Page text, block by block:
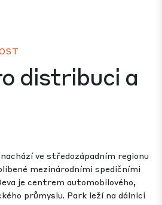
distribuci a
ve středozápadním regionu
mezinárodními spedičními
je centrem automobilového,
průmyslu. Park leží na dálnici